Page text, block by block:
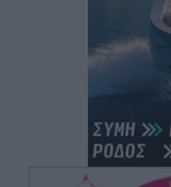
Φοίβος: Η
πριν
Κλεάνθης:
σεζόν